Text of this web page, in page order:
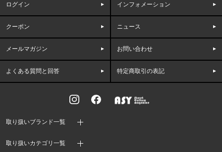
'47 クリーンナップ キャップ ヤンキ
福岡県のお客様ご注文ありがとうございます。
THE NORTH FACE/ノースフェイス
M CAMPING RELAXED SHORT S
福岡県のお客様ご注文ありがとうございます。
ログイン インフォメーション
クーポン ニュース
メールマガジン お問い合わせ
よくある質問と回答 特定商取引の表記
取り扱いブランド一覧
取り扱いカテゴリ一覧